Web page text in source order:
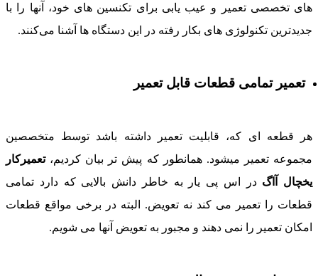
تخصصی تعمیر و عیب یابی برای تکنسین های خود، آنها را با
تکنولوژی های بکار رفته در این دستگاه ها آشنا می‌کنند.
تعمیر تمامی قطعات قابل تعمیر
قطعه ای که، قابلیت تعمیر داشته باشد توسط متخصصین
تعمیر میشود. همانطور که پیش تر بیان کردیم،تعمیرکار
آاگدر اس پی یار به خاطر دانش بالایی که دارد تمامی
را تعمیر می کند نه تعویض. البته در برخی مواقع قطعات
تعمیر را نمی دهند و مجبور به تعویض آنها می شویم.